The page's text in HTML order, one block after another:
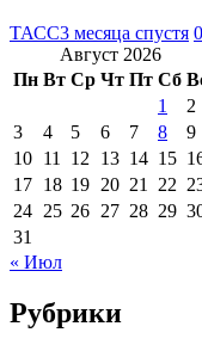
ТАСС3 месяца спустя 0
Август 2026
Пн Вт Ср Чт Пт Сб
1
2
3
4 5 6 7 8
9
10 11 12 13 14 15
17 18 19 20 21 22
24 25 26 27 28 29
31
« Июл
Рубрики